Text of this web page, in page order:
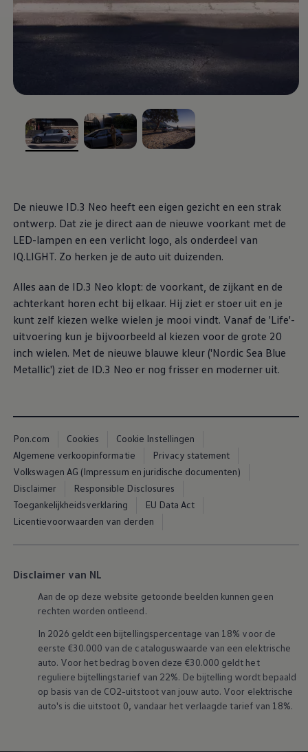
Aircoservice
Onderhoudsbeurt
APK
Pechhulp
Autosleutel kwijt
ID. Software-updates
Vind diensten voor jouw model
Volkswagen-apps, inloggen en shop
Mobiele telefoon en auto koppelen
Navigatie-update
Schade
Volkswagen legt uit
Accessoires
Verzekering
Volkswagen en TeamNL
Volkswagen en Oranje
Volkswagen en SEA Water
Volkswagen Clubs
Universele autobedrijven
Volkswagen GTI
Contact
, 1 van de 3
De nieuwe ID.3 Neo heeft een eigen gezicht en een strak
ontwerp. Dat zie je direct aan de nieuwe voorkant met de
LED-lampen en een verlicht logo, als onderdeel van
IQ.LIGHT. Zo herken je de auto uit duizenden.
Alles aan de ID.3 Neo klopt: de voorkant, de zijkant en de
achterkant horen echt bij elkaar. Hij ziet er stoer uit en je
kunt zelf kiezen welke wielen je mooi vindt. Vanaf de 'Life'-
uitvoering kun je bijvoorbeeld al kiezen voor de grote 20
inch wielen. Met de nieuwe blauwe kleur ('Nordic Sea Blue
Metallic') ziet de ID.3 Neo er nog frisser en moderner uit.
Pon.com Cookies
Cookie Instellingen
Algemene verkoopinformatie
Privacy statement
Volkswagen AG (Impressum en juridische documenten)
Disclaimer
Responsible Disclosures
Toegankelijkheidsverklaring
EU Data Act
Licentievoorwaarden van derden
Disclaimer van NL
Aan de op deze website getoonde beelden kunnen geen
rechten worden ontleend.
In 2026 geldt een bijtellingspercentage van 18% voor de
eerste €30.000 van de cataloguswaarde van een elektrische
auto. Voor het bedrag boven deze €30.000 geldt het
reguliere bijtellingstarief van 22%. De bijtelling wordt bepaald
op basis van de CO2-uitstoot van jouw auto. Voor elektrische
auto's is die uitstoot 0, vandaar het verlaagde tarief van 18%.